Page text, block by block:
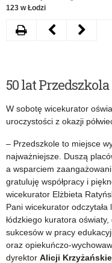
123 w Łodzi
50 lat
W sobotę wicekurator
uroczystości z okazji
– Przedszkole to miejsce
najważniejsze. Duszą
a wsparciem
gratuluję współpracy i
wicekurator Elżbieta
Pani wicekurator odczytała
łódzkiego kuratora
sukcesów w pracy
oraz opiekuńczo-
dyrektor Alicji
DrukujNastępny
15.
Wsparcia
Dnia